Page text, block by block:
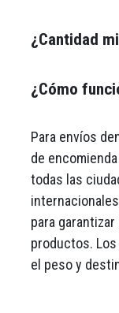
¿Cantidad
¿Cómo
Para envíos
de
todas las
para
productos.
el peso y